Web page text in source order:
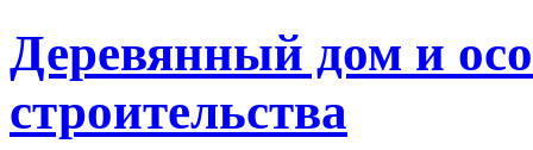
Деревянный дом и
строительства